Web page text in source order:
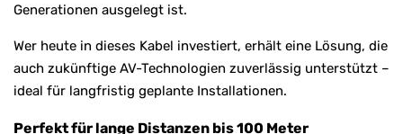
Generationen ausgelegt ist.
Wer heute in dieses Kabel investiert, erhält eine Lösung, die
auch zukünftige AV-Technologien zuverlässig unterstützt –
ideal für langfristig geplante Installationen.
Perfekt für lange Distanzen bis 100 Meter